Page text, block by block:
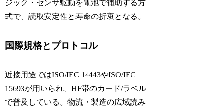
ジック・センサ駆動を電池で補助する方
式で、読取安定性と寿命の折衷となる。
国際規格とプロトコル
近接用途ではISO/IEC 14443やISO/IEC
15693が用いられ、HF帯のカード/ラベル
で普及している。物流・製造の広域読み